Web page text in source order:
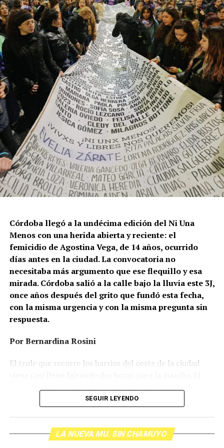
productores, docentes, ambientalistas y vecinos que
resisten otra avanzada sobre un territorio en disputa.
Por Francisco Pandolfi
Gonzalo Giles, pensador y
comunicador «disca»: Error en el
Ganar la vida: La historia de (no)
Su hijo Ciro tenía 120 veces más agrotóxicos que lo
donde se encontraron pesticidas hasta en el agua de red.
Córdoba llegó a la undécima edición del Ni Una
Menos con una herida abierta y reciente: el
femicidio de Agostina Vega, de 14 años, ocurrido
días antes en la ciudad. La convocatoria no
necesitaba más argumento que ese flequillo y esa
mirada. Córdoba salió a la calle bajo la lluvia este 3J,
once años después del grito que fundó esta fecha,
con la misma urgencia y con la misma pregunta sin
respuesta.
Por Bernardina Rosini
El trole que recorre los barrios del oeste de la ciudad
Agostina Vega, 14 años. Era fácil intuir que será una
atiende a su gente. Los que ocupan los sillones más
SEGUIR LEYENDO
LA NUEVA MU. SIN CHAMUYO